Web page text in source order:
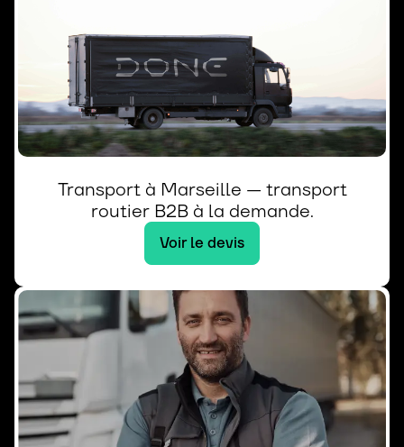
Transport à Marseille — transport
routier B2B à la demande.
Voir le devis